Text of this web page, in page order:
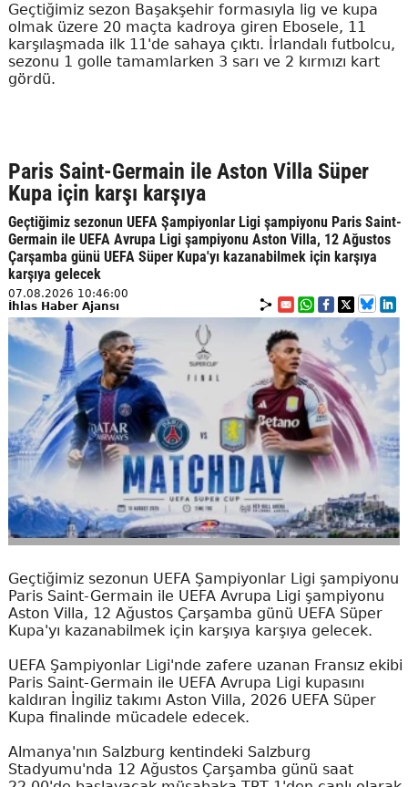
Geçtiğimiz sezon Başakşehir formasıyla lig ve kupa
olmak üzere 20 maçta kadroya giren Ebosele, 11
karşılaşmada ilk 11'de sahaya çıktı. İrlandalı futbolcu,
sezonu 1 golle tamamlarken 3 sarı ve 2 kırmızı kart
gördü.
Paris Saint-Germain ile Aston Villa Süper
Kupa için karşı karşıya
Geçtiğimiz sezonun UEFA Şampiyonlar Ligi şampiyonu Paris Saint-
Germain ile UEFA Avrupa Ligi şampiyonu Aston Villa, 12 Ağustos
Çarşamba günü UEFA Süper Kupa'yı kazanabilmek için karşıya
karşıya gelecek
07.08.2026 10:46:00
İhlas Haber Ajansı
Geçtiğimiz sezonun UEFA Şampiyonlar Ligi şampiyonu
Paris Saint-Germain ile UEFA Avrupa Ligi şampiyonu
Aston Villa, 12 Ağustos Çarşamba günü UEFA Süper
Kupa'yı kazanabilmek için karşıya karşıya gelecek.
UEFA Şampiyonlar Ligi'nde zafere uzanan Fransız ekibi
Paris Saint-Germain ile UEFA Avrupa Ligi kupasını
kaldıran İngiliz takımı Aston Villa, 2026 UEFA Süper
Kupa finalinde mücadele edecek.
Almanya'nın Salzburg kentindeki Salzburg
Stadyumu'nda 12 Ağustos Çarşamba günü saat